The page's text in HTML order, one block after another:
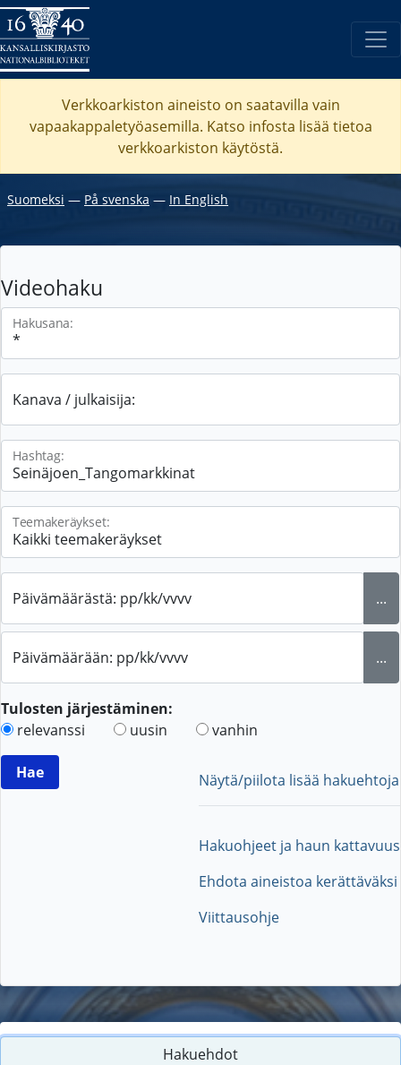
Verkkoarkiston aineisto on saatavilla vain
vapaakappaletyöasemilla. Katso infosta lisää tietoa
verkkoarkiston käytöstä.
Suomeksi ― På svenska ― In English
Videohaku
Hakusana:
Kanava / julkaisija:
Hashtag:
Teemakeräykset:
Päivämäärästä: pp/kk/vvvv ...
Päivämäärään: pp/kk/vvvv ...
Tulosten järjestäminen:
relevanssi
uusin vanhin
Näytä/piilota lisää hakuehtoja
Hakuohjeet ja haun kattavuus
Ehdota aineistoa kerättäväksi
Viittausohje
Hakuehdot